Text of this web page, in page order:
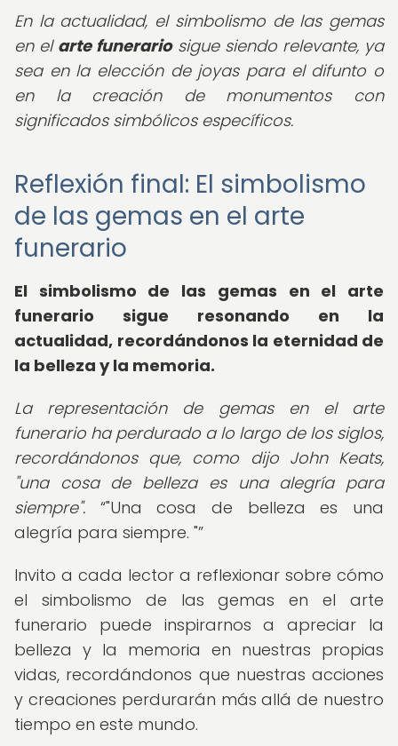
En la actualidad, el simbolismo de las gemas
en el arte funerariosigue siendo relevante, ya
sea en la elección de joyas para el difunto o
en la creación de monumentos con
significados simbólicos específicos.
Reflexión final: El simbolismo
de las gemas en el arte
funerario
El simbolismo de las gemas en el arte
funerario sigue resonando en la
actualidad, recordándonos la eternidad de
la belleza y la memoria.
La representación de gemas en el arte
funerario ha perdurado a lo largo de los siglos,
recordándonos que, como dijo John Keats,
"una cosa de belleza es una alegría para
siempre".
"Una cosa de belleza es una
alegría para siempre. "
Invito a cada lector a reflexionar sobre cómo
el simbolismo de las gemas en el arte
funerario puede inspirarnos a apreciar la
belleza y la memoria en nuestras propias
vidas, recordándonos que nuestras acciones
y creaciones perdurarán más allá de nuestro
tiempo en este mundo.